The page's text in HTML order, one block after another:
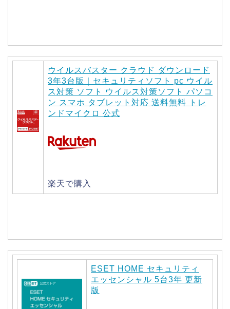
ウイルスバスター クラウド ダウンロード
3年3台版｜セキュリティソフト pc ウイル
ス対策 ソフト ウイルス対策ソフト パソコ
ン スマホ タブレット対応 送料無料 トレ
ンドマイクロ 公式
楽天で購入
ESET HOME セキュリティ
エッセンシャル 5台3年 更新
版